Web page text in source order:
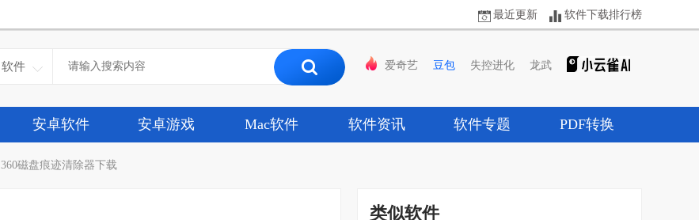
最近更新 软件下载排行榜
软件 爱奇艺 豆包 失控进化 龙武
安卓软件 安卓游戏 Mac软件 软件资讯 软件专题 PDF转换
360磁盘痕迹清除器下载
类似软件